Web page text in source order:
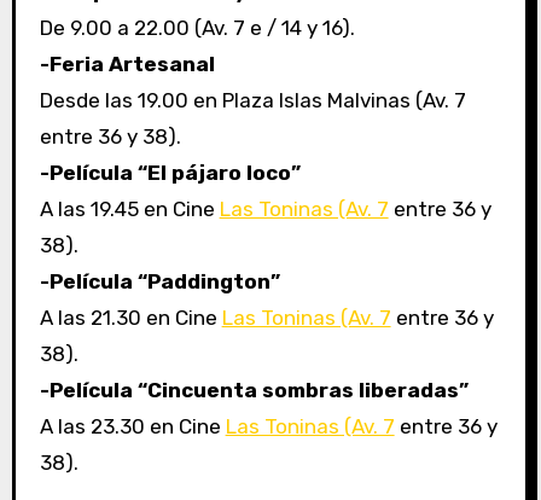
De 9.00 a 22.00 (Av. 7 e / 14 y 16).
-Feria Artesanal
Desde las 19.00 en Plaza Islas Malvinas (Av. 7
entre 36 y 38).
-Película “El pájaro loco”
A las 19.45 en Cine Las Toninas (Av. 7 entre 36 y
38).
-Película “Paddington”
A las 21.30 en Cine Las Toninas (Av. 7 entre 36 y
38).
-Película “Cincuenta sombras liberadas”
A las 23.30 en Cine Las Toninas (Av. 7 entre 36 y
38).